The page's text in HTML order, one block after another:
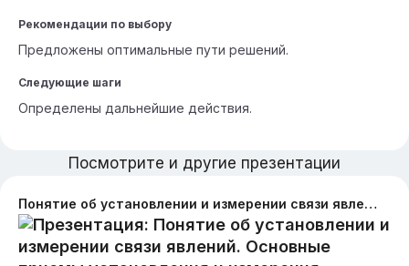
Рекомендации по выбору
Предложены оптимальные пути решений.
Следующие шаги
Определены дальнейшие действия.
Посмотрите и другие презентации
Понятие об установлении и измерении связи явлений. Основные приемы установления и измерения тесноты связи между явлениями